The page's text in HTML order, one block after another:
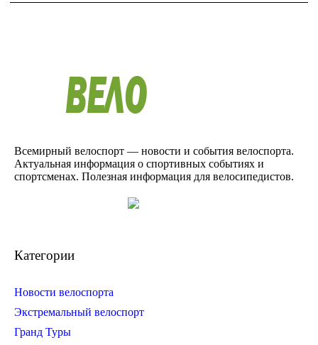
Всемирный велоспорт — новости и события велоспорта.
Актуальная информация о спортивных событиях и
спортсменах. Полезная информация для велосипедистов.
Категории
Новости велоспорта
Экстремальный велоспорт
Гранд Туры